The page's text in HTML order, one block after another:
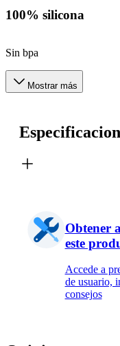
100% silicona
Sin bpa
Mostrar más
Obtener
este
Accede a
de usuario,
consejos